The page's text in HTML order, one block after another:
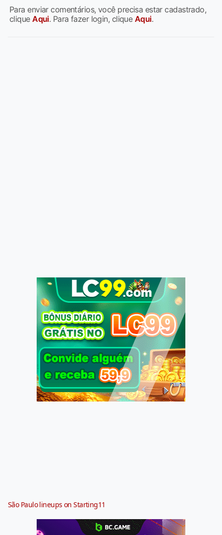
Para enviar comentários, você precisa estar cadastrado,
cliqueAqui. Para fazer login, clique Aqui.
São Paulo lineups on Starting11